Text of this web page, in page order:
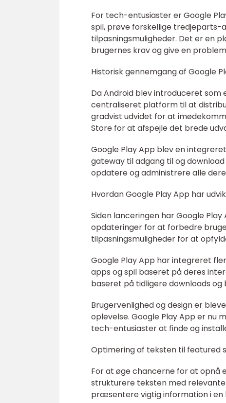
For tech-entusiaster er Google
spil, prøve forskellige
tilpasningsmuligheder. Det er en
brugernes krav og give en
Historisk gennemgang af Google
Da Android blev introduceret
centraliseret platform til at
gradvist udvidet for at
Store for at afspejle det brede
Google Play App blev en
gateway til adgang til og download
opdatere og administrere alle
Hvordan Google Play App har
Siden lanceringen har Google
opdateringer for at forbedre
tilpasningsmuligheder for at
Google Play App har integreret
apps og spil baseret på deres
baseret på tidligere downloads og
Brugervenlighed og design er
oplevelse. Google Play App er nu
tech-entusiaster at finde og
Optimering af teksten til featured
For at øge chancerne for at opnå
strukturere teksten med
præsentere vigtig information i en